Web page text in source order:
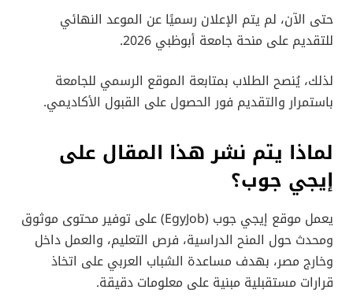
حتى الآن، لم يتم الإعلان رسميًا عن الموعد النهائي
للتقديم على منحة جامعة أبوظبي 2026.
لذلك، يُنصح الطلاب بمتابعة الموقع الرسمي للجامعة
باستمرار والتقديم فور الحصول على القبول الأكاديمي.
لماذا يتم نشر هذا المقال على
إيجي جوب؟
يعمل موقع إيجي جوب (EgyJob) على توفير محتوى موثوق
ومحدث حول المنح الدراسية، فرص التعليم، والعمل داخل
وخارج مصر، بهدف مساعدة الشباب العربي على اتخاذ
قرارات مستقبلية مبنية على معلومات دقيقة.